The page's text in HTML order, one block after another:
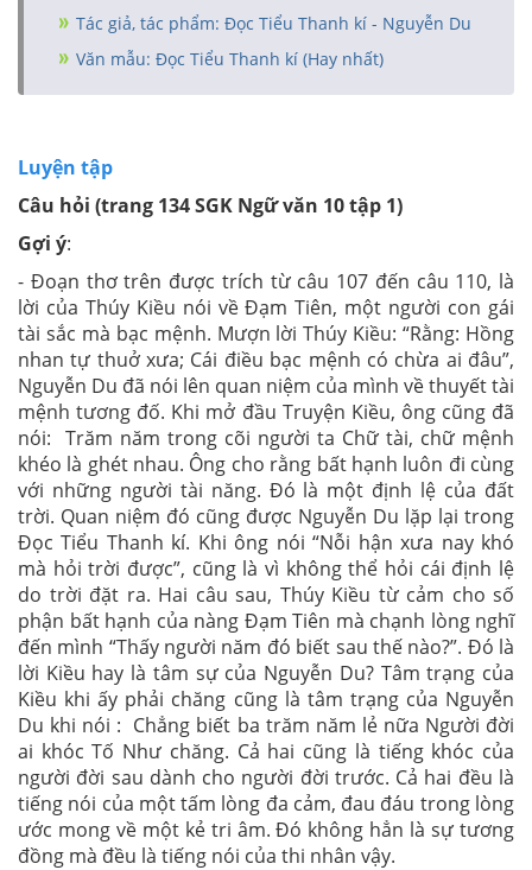
Tác giả, tác phẩm: Đọc Tiểu Thanh kí - Nguyễn Du
Văn mẫu: Đọc Tiểu Thanh kí (Hay nhất)
Luyện tập
Câu hỏi (trang 134 SGK Ngữ văn 10 tập 1)
Gợi ý:
- Đoạn thơ trên được trích từ câu 107 đến câu 110, là
lời của Thúy Kiều nói về Đạm Tiên, một người con gái
tài sắc mà bạc mệnh. Mượn lời Thúy Kiều: “Rằng: Hồng
nhan tự thuở xưa; Cái điều bạc mệnh có chừa ai đâu”,
Nguyễn Du đã nói lên quan niệm của mình về thuyết tài
mệnh tương đố. Khi mở đầu Truyện Kiều, ông cũng đã
nói: Trăm năm trong cõi người ta Chữ tài, chữ mệnh
khéo là ghét nhau. Ông cho rằng bất hạnh luôn đi cùng
với những người tài năng. Đó là một định lệ của đất
trời. Quan niệm đó cũng được Nguyễn Du lặp lại trong
Đọc Tiểu Thanh kí. Khi ông nói “Nỗi hận xưa nay khó
mà hỏi trời được”, cũng là vì không thể hỏi cái định lệ
do trời đặt ra. Hai câu sau, Thúy Kiều từ cảm cho số
phận bất hạnh của nàng Đạm Tiên mà chạnh lòng nghĩ
đến mình “Thấy người năm đó biết sau thế nào?”. Đó là
lời Kiều hay là tâm sự của Nguyễn Du? Tâm trạng của
Kiều khi ấy phải chăng cũng là tâm trạng của Nguyễn
Du khi nói : Chẳng biết ba trăm năm lẻ nữa Người đời
ai khóc Tố Như chăng. Cả hai cũng là tiếng khóc của
người đời sau dành cho người đời trước. Cả hai đều là
tiếng nói của một tấm lòng đa cảm, đau đáu trong lòng
ước mong về một kẻ tri âm. Đó không hẳn là sự tương
đồng mà đều là tiếng nói của thi nhân vậy.